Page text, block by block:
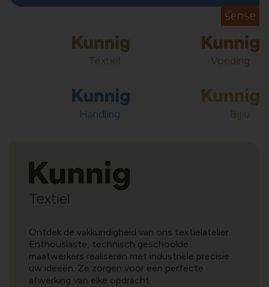
Textiel Voeding
Handling Bij u
Textiel
Ontdek de vakkundigheid van ons textielatelier.
Enthousiaste, technisch geschoolde
maatwerkers realiseren met industriële precisie
uw ideeën. Ze zorgen voor een perfecte
afwerking van elke opdracht.